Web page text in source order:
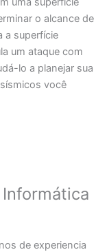
o alcance de
a superfície
um ataque com
lo a planejar sua
você
de experiencia